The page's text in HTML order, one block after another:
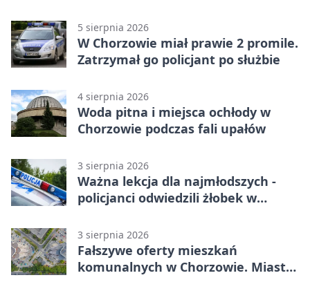
5 sierpnia 2026
W Chorzowie miał prawie 2 promile.
Zatrzymał go policjant po służbie
4 sierpnia 2026
Woda pitna i miejsca ochłody w
Chorzowie podczas fali upałów
3 sierpnia 2026
Ważna lekcja dla najmłodszych -
policjanci odwiedzili żłobek w
3 sierpnia 2026
Fałszywe oferty mieszkań
komunalnych w Chorzowie. Miasto